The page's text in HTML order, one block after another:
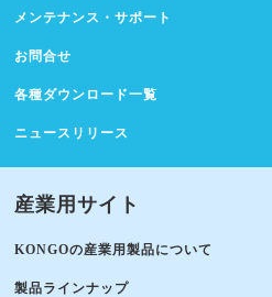
メンテナンス・サポート
お問合せ
各種ダウンロード一覧
ニュースリリース
産業用サイト
KONGOの産業用製品について
製品ラインナップ